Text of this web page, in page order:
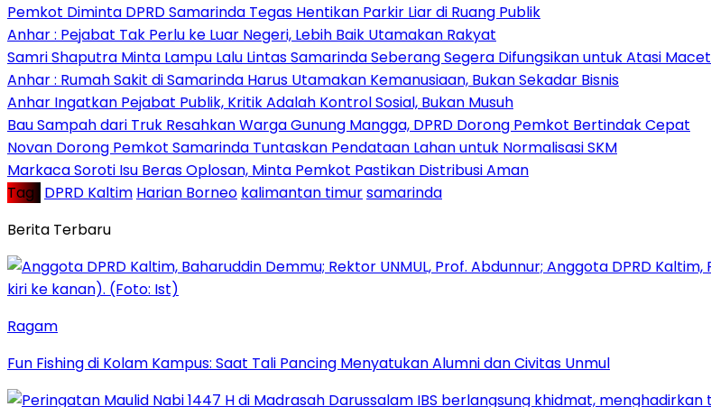
Pemkot Diminta DPRD Samarinda Tegas Hentikan Parkir Liar di Ruang Publik
Anhar : Pejabat Tak Perlu ke Luar Negeri, Lebih Baik Utamakan Rakyat
Samri Shaputra Minta Lampu Lalu Lintas Samarinda Seberang Segera Difungsikan untuk Atasi Macet
Anhar : Rumah Sakit di Samarinda Harus Utamakan Kemanusiaan, Bukan Sekadar Bisnis
Anhar Ingatkan Pejabat Publik, Kritik Adalah Kontrol Sosial, Bukan Musuh
Bau Sampah dari Truk Resahkan Warga Gunung Mangga, DPRD Dorong Pemkot Bertindak Cepat
Novan Dorong Pemkot Samarinda Tuntaskan Pendataan Lahan untuk Normalisasi SKM
Markaca Soroti Isu Beras Oplosan, Minta Pemkot Pastikan Distribusi Aman
Tag : DPRD Kaltim Harian Borneo kalimantan timursamarinda
Berita Terbaru
Ragam
Fun Fishing di Kolam Kampus: Saat Tali Pancing Menyatukan Alumni dan Civitas Unmul